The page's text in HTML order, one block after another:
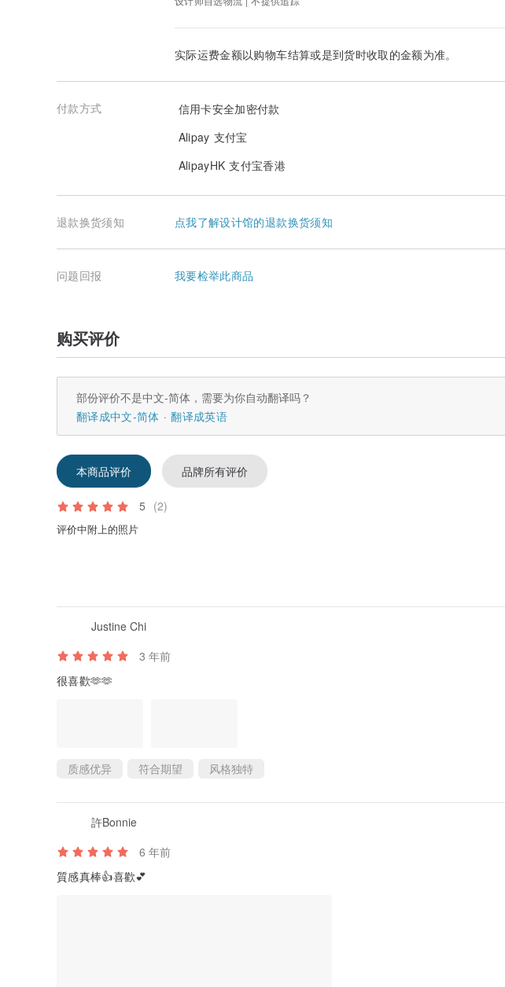
实际运费金额以购物车结算或是到货时收取的金额为准。
付款方式
信用卡安全加密付款
Alipay 支付宝
AlipayHK 支付宝香港
退款换货须知 点我了解设计馆的退款换货须知
问题回报 我要检举此商品
购买评价
部份评价不是中文-简体，需要为你自动翻译吗？
翻译成中文-简体
翻译成英语
本商品评价 品牌所有评价
5 (2)
评价中附上的照片
Justine Chi
3 年前
很喜歡🫶🫶
质感优异 符合期望 风格独特
許Bonnie
6 年前
質感真棒👍喜歡💕